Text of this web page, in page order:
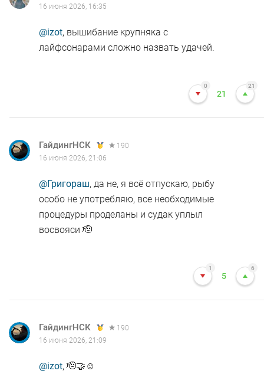
16 июня 2026, 16:35
@izot, вышибание крупняка с
лайфсонарами сложно назвать удачей.
0
21
21
ГайдингНСК
190
16 июня 2026, 21:06
@Григораш, да не, я всё отпускаю, рыбу
особо не употребляю, все необходимые
процедуры проделаны и судак уплыл
восвояси 🫡
1
5
6
ГайдингНСК
190
16 июня 2026, 21:09
@izot, 🫡🤝☺️